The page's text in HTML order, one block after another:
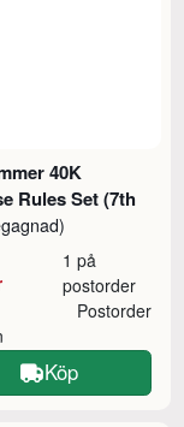
40K
Rules Set (7th
1 på
postorder
Postorder
Köp